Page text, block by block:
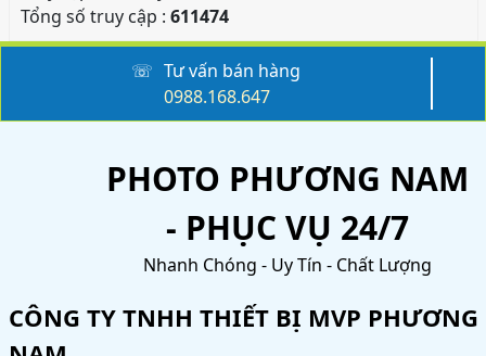
Tổng số truy cập : 611474
☏ Tư vấn bán hàng
0988.168.647
PHOTO PHƯƠNG NAM
- PHỤC VỤ 24/7
Nhanh Chóng - Uy Tín - Chất Lượng
CÔNG TY TNHH THIẾT BỊ MVP PHƯƠNG